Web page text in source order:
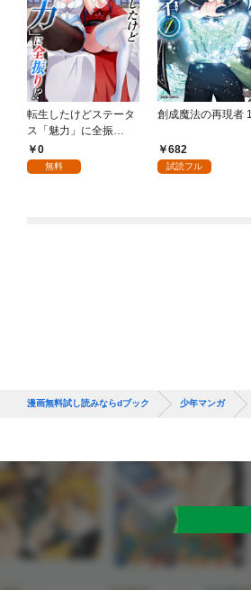
転生したけどステータ
ス「魅力」に全振
り！？(1)
0
無料
創成魔法の再現者 1
682
試読フル
漫画無料試し読みならdブック 少年マンガ